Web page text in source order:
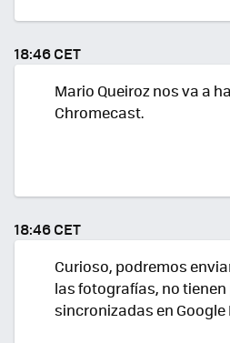
18:46 CET
Mario Queiroz nos va a
Chromecast.
18:46 CET
Curioso, podremos
las fotografías, no
sincronizadas en Google